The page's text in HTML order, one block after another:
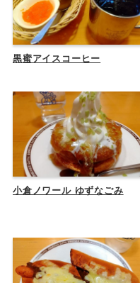
黒蜜アイスコーヒー
小倉ノワール ゆずなごみ